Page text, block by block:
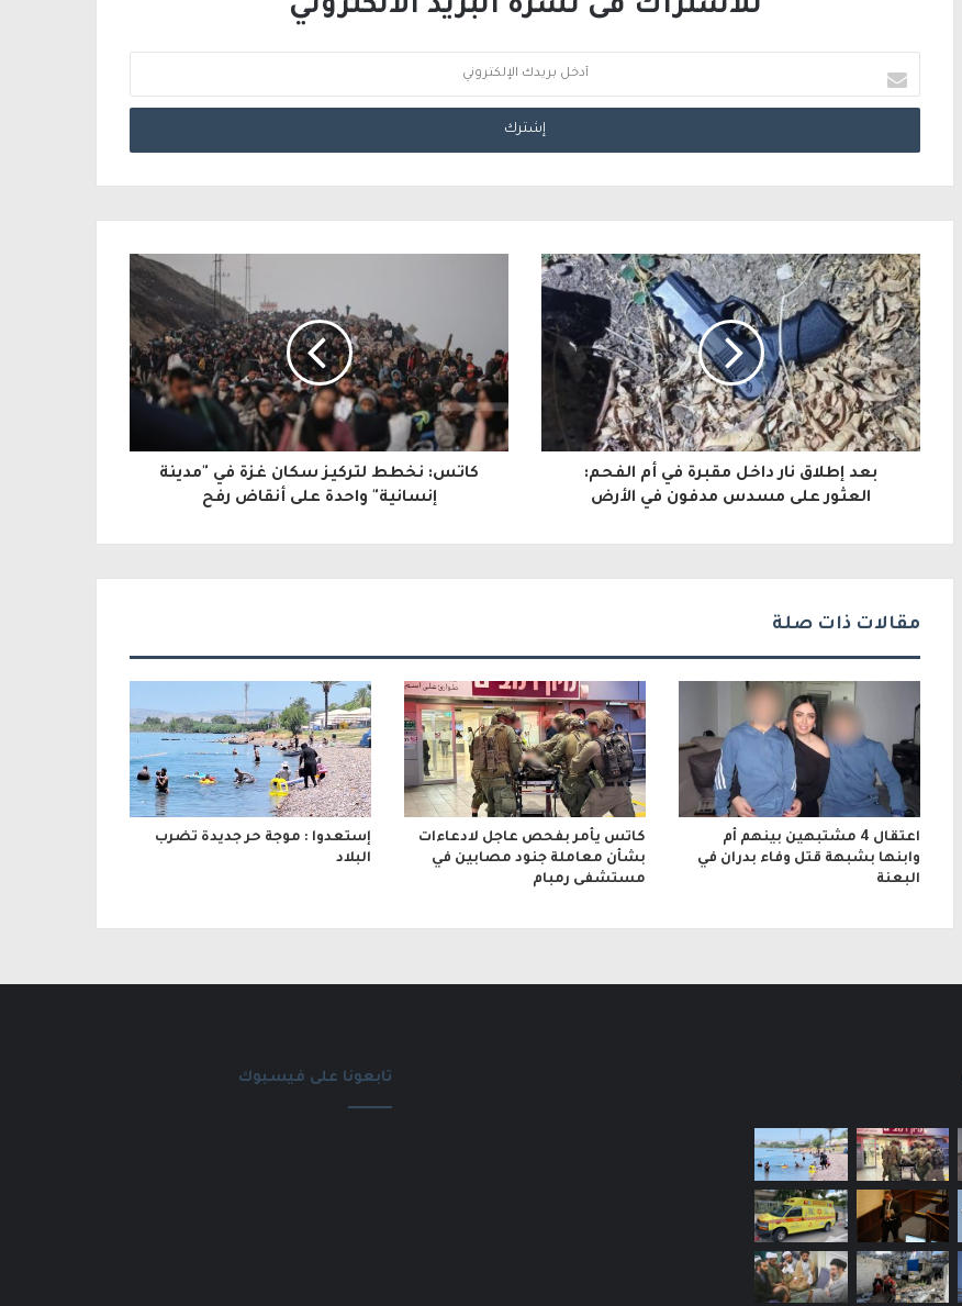
للاشتراك فى نشرة البريد الالكتروني
د
خ
ل
ب
ر
ي
د
ك
ا
ل
و
ن
ي
بعد إطلاق نار داخل مقبرة في أم الفحم:
العثور على مسدس مدفون في الأرض
كاتس: نخطط لتركيز سكان غزة في "مدينة
إنسانية" واحدة على أنقاض رفح
مقالات ذات صلة
اعتقال 4 مشتبهين بينهم أم
وابنها بشبهة قتل وفاء بدران في
البعنة
كاتس يأمر بفحص عاجل لادعاءات
بشأن معاملة جنود مصابين في
مستشفى رمبام
إستعدوا : موجة حر جديدة تضرب
البلاد
تابعونا على فيسبوك